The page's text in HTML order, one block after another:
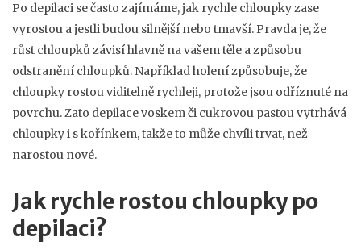
Po depilaci se často zajímáme, jak rychle chloupky zase
vyrostou a jestli budou silnější nebo tmavší. Pravda je, že
růst chloupků závisí hlavně na vašem těle a způsobu
odstranění chloupků. Například holení způsobuje, že
chloupky rostou viditelně rychleji, protože jsou odříznuté na
povrchu. Zato depilace voskem či cukrovou pastou vytrhává
chloupky i s kořínkem, takže to může chvíli trvat, než
narostou nové.
Jak rychle rostou chloupky po
depilaci?